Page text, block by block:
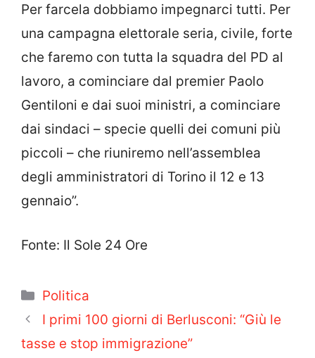
Per farcela dobbiamo impegnarci tutti. Per
una campagna elettorale seria, civile, forte
che faremo con tutta la squadra del PD al
lavoro, a cominciare dal premier Paolo
Gentiloni e dai suoi ministri, a cominciare
dai sindaci – specie quelli dei comuni più
piccoli – che riuniremo nell’assemblea
degli amministratori di Torino il 12 e 13
gennaio”.
Fonte: Il Sole 24 Ore
Categorie
Politica
I primi 100 giorni di Berlusconi: “Giù le
tasse e stop immigrazione”